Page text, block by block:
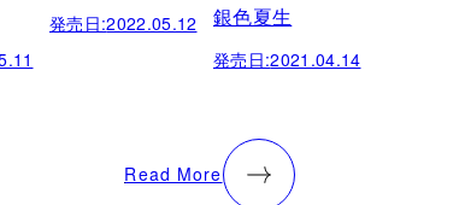
発売日:2022.05.12 銀色夏生
発売日:2021.04.14
Read More